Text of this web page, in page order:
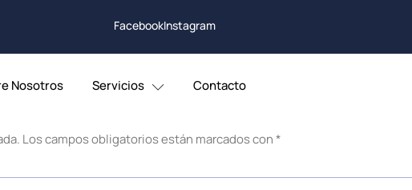
FacebookInstagram
Nosotros Servicios Contacto
entrenar a un
Los campos obligatorios están marcados con*